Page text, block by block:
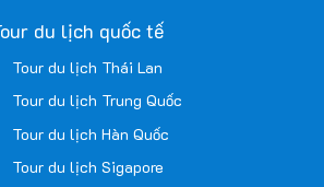
du lịch quốc tế
Tour du lịch Thái Lan
Tour du lịch Trung Quốc
Tour du lịch Hàn Quốc
Tour du lịch Sigapore